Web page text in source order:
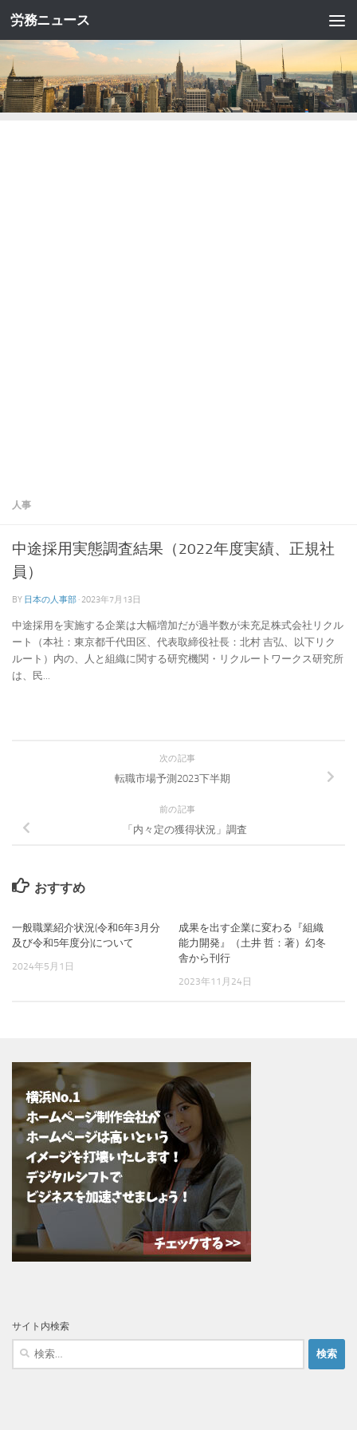
コンテンツへスキップ
労務ニュース
人事
中途採用実態調査結果（2022年度実績、正規社
員）
BY 日本の人事部 · 2023年7月13日
中途採用を実施する企業は大幅増加だが過半数が未充足株式会社リクル
ート（本社：東京都千代田区、代表取締役社長：北村 吉弘、以下リク
ルート）内の、人と組織に関する研究機関・リクルートワークス研究所
は、民...
次の記事
転職市場予測2023下半期
前の記事
「内々定の獲得状況」調査
おすすめ
一般職業紹介状況(令和6年3月分
及び令和5年度分)について
2024年5月1日
成果を出す企業に変わる『組織
能力開発』（土井 哲：著）幻冬
舎から刊行
2023年11月24日
サイト内検索